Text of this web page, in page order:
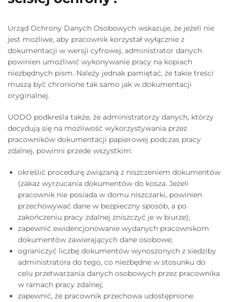
Urząd Ochrony Danych Osobowych wskazuje, że jeżeli nie
jest możliwe, aby pracownik korzystał wyłącznie z
dokumentacji w wersji cyfrowej, administrator danych
powinien umożliwić wykonywanie pracy na kopiach
niezbędnych pism. Należy jednak pamiętać, że takie treści
muszą być chronione tak samo jak w dokumentacji
oryginalnej.
UODO podkreśla także, że administratorzy danych, którzy
decydują się na możliwość wykorzystywania przez
pracowników dokumentacji papierowej podczas pracy
zdalnej, powinni przede wszystkim:
określić procedurę związaną z niszczeniem dokumentów
(zakaz wyrzucania dokumentów do kosza. Jeżeli
pracownik nie posiada w domu niszczarki, powinien
przechowywać dane w bezpieczny sposób, a po
zakończeniu pracy zdalnej zniszczyć je w biurze);
zapewnić ewidencjonowanie wydanych pracownikom
dokumentów zawierających dane osobowe;
ograniczyć liczbę dokumentów wynoszonych z siedziby
administratora do tego, co niezbędne w stosunku do
celu przetwarzania danych osobowych przez pracownika
w ramach pracy zdalnej;
zapewnić, że pracownik przechowa udostępnione